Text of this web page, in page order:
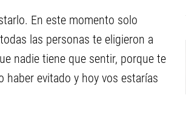
En este momento solo
las personas te eligieron a
nadie tiene que sentir, porque te
evitado y hoy vos estarías